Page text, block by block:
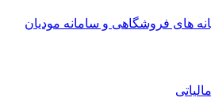
های فروشگاهی و سامانه مودیان